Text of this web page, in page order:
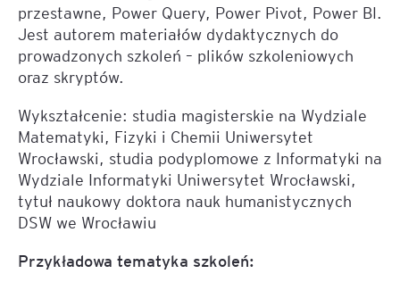
przestawne, Power Query, Power Pivot, Power BI.
Jest autorem materiałów dydaktycznych do
prowadzonych szkoleń – plików szkoleniowych
oraz skryptów.
Wykształcenie: studia magisterskie na Wydziale
Matematyki, Fizyki i Chemii Uniwersytet
Wrocławski, studia podyplomowe z Informatyki na
Wydziale Informatyki Uniwersytet Wrocławski,
tytuł naukowy doktora nauk humanistycznych
DSW we Wrocławiu
Przykładowa tematyka szkoleń: